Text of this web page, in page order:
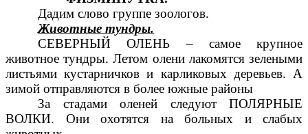
Дадим слово группе зоологов.
Животные тундры.
СЕВЕРНЫЙ ОЛЕНЬ – самое крупное
животное тундры. Летом олени лакомятся зелеными
листьями кустарничков и карликовых деревьев. А
зимой отправляются в более южные районы
За стадами оленей следуют ПОЛЯРНЫЕ
ВОЛКИ. Они охотятся на больных и слабых